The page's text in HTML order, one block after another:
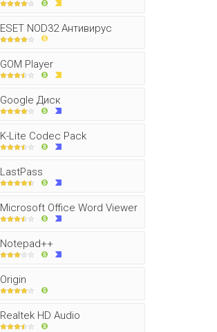
ESET NOD32 Антивирус
GOM Player
Google Диск
K-Lite Codec Pack
LastPass
Microsoft Office Word Viewer
Notepad++
Origin
Realtek HD Audio